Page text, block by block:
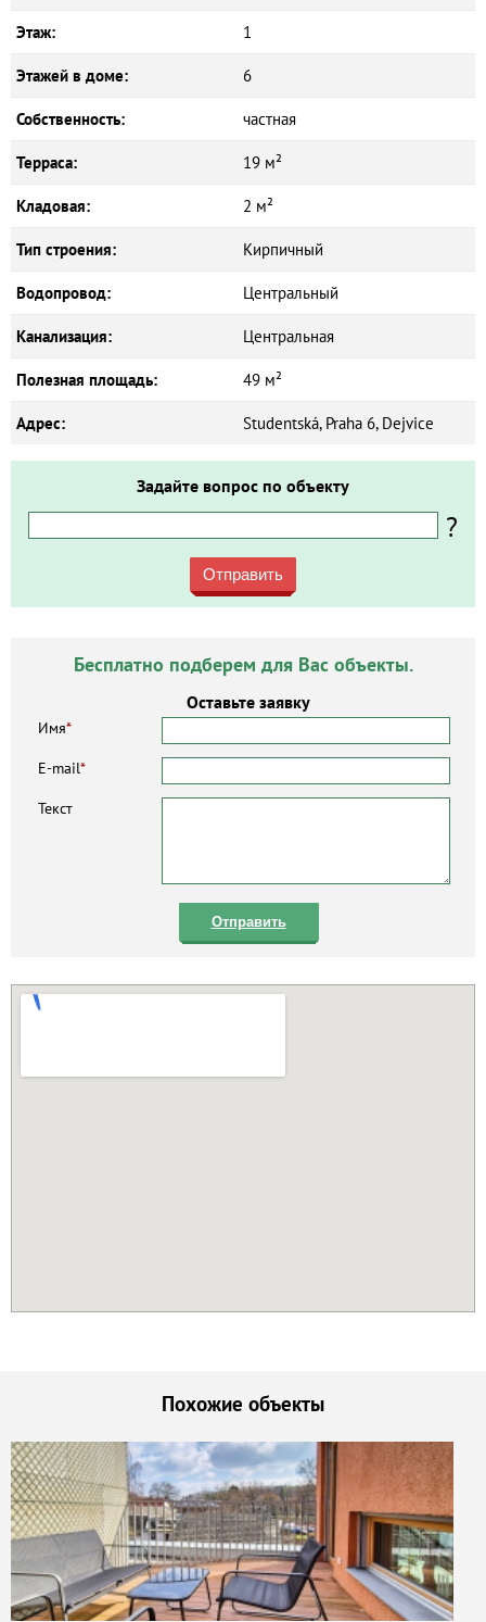
Этаж: 1
Этажей в доме: 6
Собственность: частная
Терраса: 19 м²
Кладовая: 2 м²
Тип строения: Кирпичный
Водопровод: Центральный
Канализация: Центральная
Полезная площадь: 49 м²
Адрес: Studentská, Praha 6, Dejvice
Задайте вопрос по объекту
?
Отправить
Бесплатно подберем для Вас объекты.
Оставьте заявку
Имя*
E-mail*
Текст
Отправить
Похожие объекты